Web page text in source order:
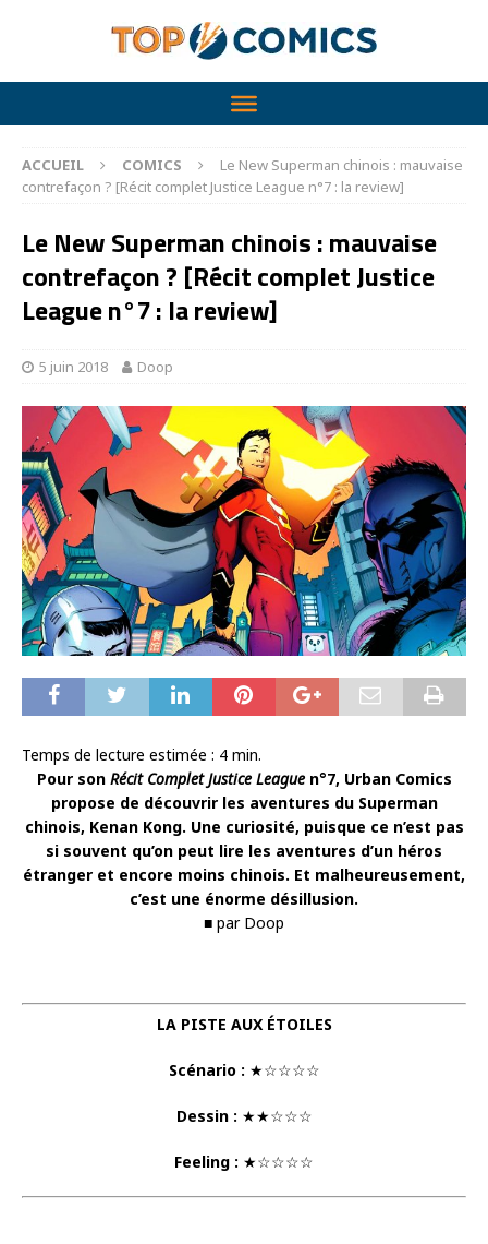
ACCUEIL COMICS
Le New Superman chinois : mauvaise
contrefaçon ? [Récit complet Justice League n°7 : la review]
Le New Superman chinois : mauvaise
contrefaçon ? [Récit complet Justice
League n°7 : la review]
5 juin 2018 Doop
Temps de lecture estimée : 4 min.
Pour son Récit Complet Justice Leaguen°7, Urban Comics
propose de découvrir les aventures du Superman
chinois, Kenan Kong. Une curiosité, puisque ce n’est pas
si souvent qu’on peut lire les aventures d’un héros
étranger et encore moins chinois. Et malheureusement,
c’est une énorme désillusion.
■ par Doop
LA PISTE AUX ÉTOILES
Scénario : ★☆☆☆☆
Dessin : ★★☆☆☆
Feeling : ★☆☆☆☆